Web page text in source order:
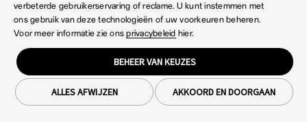
Auto Pixelate
verbeterde gebruikerservaring of reclame. U kunt instemmen met
ons gebruik van deze technologieën of uw voorkeuren beheren.
Voor meer informatie zie onsprivacybeleid hier.
BEHEER VAN KEUZES
AKKOORD EN DOORGAAN
ALLES AFWIJZEN